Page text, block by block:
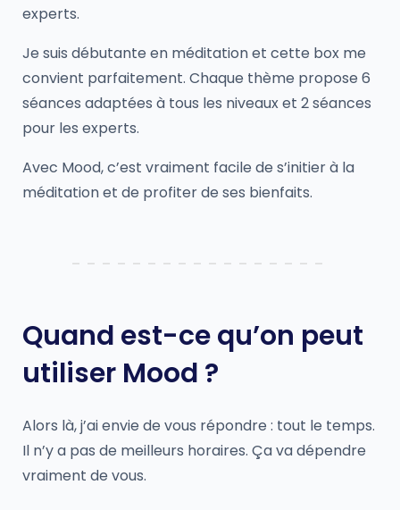
experts.
Je suis débutante en méditation et cette box me
convient parfaitement. Chaque thème propose 6
séances adaptées à tous les niveaux et 2 séances
pour les experts.
Avec Mood, c’est vraiment facile de s’initier à la
méditation et de profiter de ses bienfaits.
Quand est-ce qu’on peut
utiliser Mood ?
Alors là, j’ai envie de vous répondre : tout le temps.
Il n’y a pas de meilleurs horaires. Ça va dépendre
vraiment de vous.